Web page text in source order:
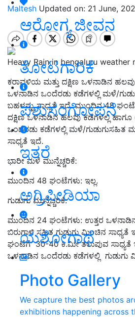
ಆರೋಗ್ಯ ಜೀವನ
ತೋಟಗಾರಿಕೆ
ಪಶುಸಂಗೋಪನೆ
ಇತರೆ
ಅಗ್ರಿಪೀಡಿಯಾ
ಯಶೋಗಾಥೆ
Photo Gallery
We capture the best photos
exhibitions happening across
Maltesh Updated on: 21 June,
Heavy Rain in bengaluru weather
ಕರಾವಳಿಯ ಮತ್ತು ದಕ್ಷಿಣ ಒಳನಾಡಿನ
ಒಳನಾಡಿನ ಒಂದೆರಡು ಕಡೆಗಳಲ್ಲಿ ಮಳೆ/
ಬಹಳಷ್ಟು ಸಾಧ್ಯತೆ ಇದೆ. ಮುಂದಿನ 48
ದಕ್ಷಿಣ ಒಳನಾಡಿನ ಹಲವು ಕಡೆಗಳಲ್ಲಿ
ಒಂದೆರಡು ಕಡೆಗಳಲ್ಲಿ ಮಳೆ/ಗುಡುಗುಸಹಿತ
ಸಾಧ್ಯತೆ ಇದೆ.
ಭಾರೀ ಮಳೆ ಮುನ್ನೆಚ್ಚರಿಕೆ:
ಮುಂದಿನ 48 ಘಂಟೆಗಳು: ಇಲ್ಲ.
ಗುಡುಗು ಮುನ್ನೆಚ್ಚರಿಕೆ:
ಮುಂದಿನ 24 ಘಂಟೆಗಳು: ಉತ್ತರ
ಬಿರುಗಾಳಿ ಸಹಿತ ಗುಡುಗು ಮಿಂಚಿನ ಸಾಧ್ಯತೆ
ಘಂಟೆಗೆ 30-40 ಕಿ.ಮೀ ತಲುಪುವ ಸಾಧ್ಯತೆ
ಒಳನಾಡಿನ ಒಂದೆರಡು ಕಡೆಗಳಲ್ಲಿ ಗುಡುಗು